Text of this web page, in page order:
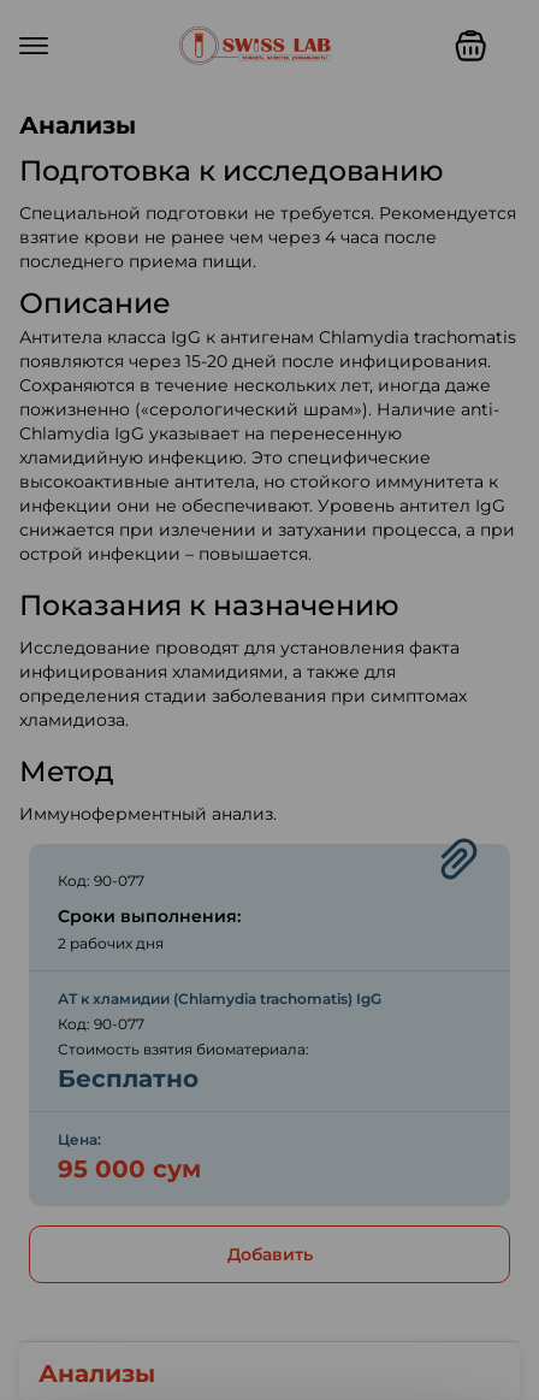
Анализы
Анализы
Подготовка к исследованию
Специальной подготовки не требуется. Рекомендуется
взятие крови не ранее чем через 4 часа после
последнего приема пищи.
Описание
Антитела класса IgG к антигенам Chlamydia trachomatis
появляются через 15-20 дней после инфицирования.
Сохраняются в течение нескольких лет, иногда даже
пожизненно («серологический шрам»). Наличие аnti-
Chlamydia IgG указывает на перенесенную
хламидийную инфекцию. Это специфические
высокоактивные антитела, но стойкого иммунитета к
инфекции они не обеспечивают. Уровень антител IgG
снижается при излечении и затухании процесса, а при
острой инфекции – повышается.
Показания к назначению
Исследование проводят для установления факта
инфицирования хламидиями, а также для
определения стадии заболевания при симптомах
хламидиоза.
Метод
Иммуноферментный анализ.
Код: 90-077
Сроки выполнения:
2 рабочих дня
АТ к хламидии (Chlamydia trachomatis) IgG
Код: 90-077
Стоимость взятия биоматериала:
Бесплатно
Цена:
95 000 сум
Добавить